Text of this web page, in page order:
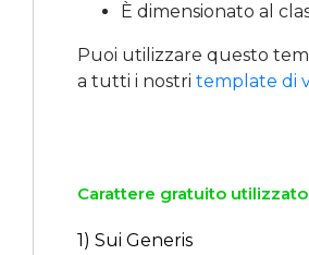
È dimensionato al
Puoi utilizzare questo
a tutti i nostri template di
Carattere gratuito
1) Sui Generis